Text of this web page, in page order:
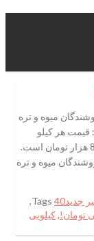
فروشندگان میوه و تره
قیمت هر کیلو
گوجه سبز نوبرانه گرمسار 40 هزار تومان و کاشان 8 هزار تومان است.
فروشندگان میوه و تره
جدید Tags 40
,
تومان!,کیلویی